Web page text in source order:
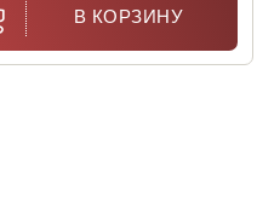
В КОРЗИНУ